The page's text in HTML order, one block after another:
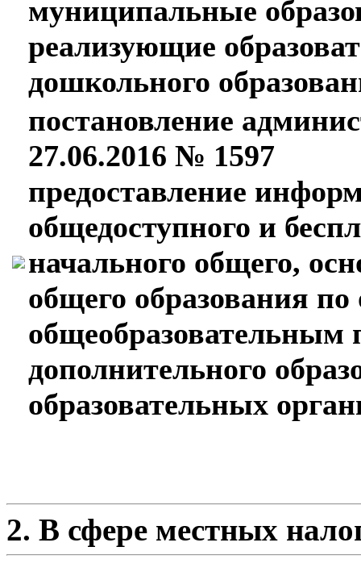
муниципальные
реализующие
дошкольного
постановление
27.06.2016 № 1597
предоставление
общедоступного и
начального общего,
общего образования
дополнительного
образовательных
2. В сфере местных